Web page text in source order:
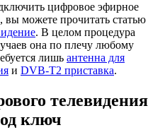
цифровое эфирное
можете прочитать статью
. В целом процедура
она по плечу любому
лишь антенна для
и DVB-T2 приставка.
телевидения
ключ